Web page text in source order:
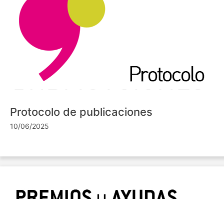
Protocolo de publicaciones
10/06/2025